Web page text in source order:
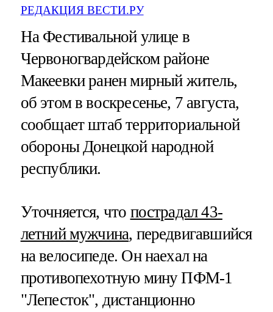
РЕДАКЦИЯ ВЕСТИ.РУ
На Фестивальной улице в
Червоногвардейском районе
Макеевки ранен мирный житель,
об этом в воскресенье, 7 августа,
сообщает штаб территориальной
обороны Донецкой народной
республики.
Уточняется, что пострадал 43-
летний мужчина, передвигавшийся
на велосипеде. Он наехал на
противопехотную мину ПФМ-1
"Лепесток", дистанционно